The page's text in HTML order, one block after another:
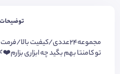
توضیحات
مجموعه24عددی/کیفیت بالا/فرمت PNG
تو کامنتا بهم بگید چه ابزاری